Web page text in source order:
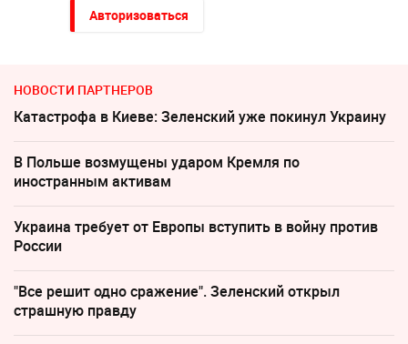
Авторизоваться
НОВОСТИ ПАРТНЕРОВ
Катастрофа в Киеве: Зеленский уже покинул Украину
В Польше возмущены ударом Кремля по
иностранным активам
Украина требует от Европы вступить в войну против
России
"Все решит одно сражение". Зеленский открыл
страшную правду